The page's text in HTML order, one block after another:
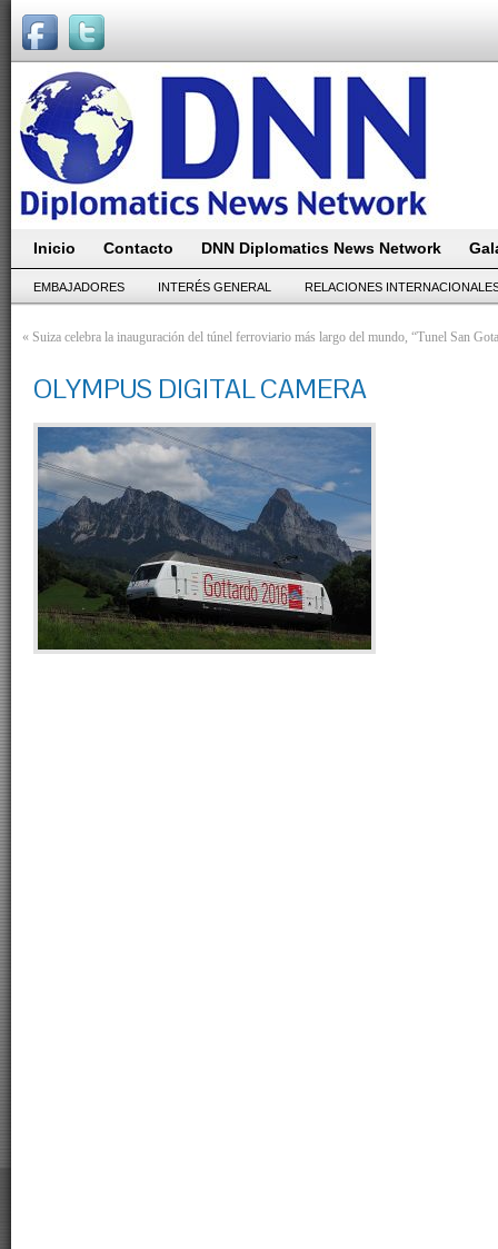
Inicio Contacto DNN Diplomatics News Network
EMBAJADORES INTERÉS GENERAL RELACIONES
« Suiza celebra la inauguración del túnel ferroviario más largo del mundo, “Tunel San
OLYMPUS DIGITAL CAMERA